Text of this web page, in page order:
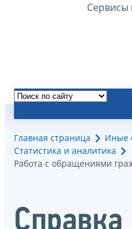
Сервисы
Главная страница
Иные
Статистика и аналитика
Работа с обращениями